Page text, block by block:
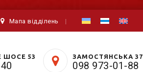
Мапа відділень
ШОСЕ 53 ЗАМОСТЯНСЬКА 37
098 973-01-88